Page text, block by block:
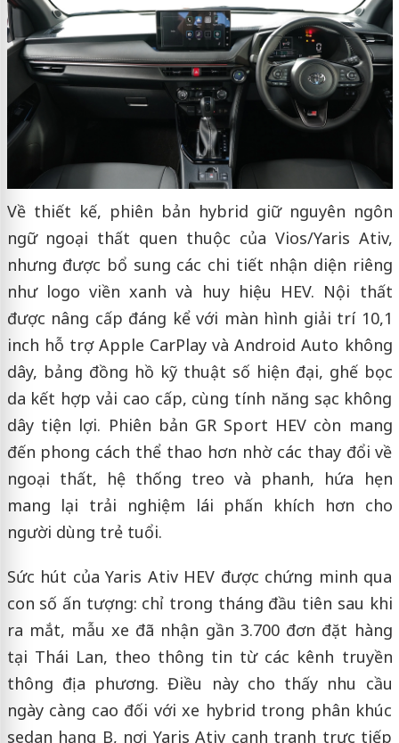
Về thiết kế, phiên bản hybrid giữ nguyên ngôn
ngữ ngoại thất quen thuộc của Vios/Yaris Ativ,
nhưng được bổ sung các chi tiết nhận diện riêng
như logo viền xanh và huy hiệu HEV. Nội thất
được nâng cấp đáng kể với màn hình giải trí 10,1
inch hỗ trợ Apple CarPlay và Android Auto không
dây, bảng đồng hồ kỹ thuật số hiện đại, ghế bọc
da kết hợp vải cao cấp, cùng tính năng sạc không
dây tiện lợi. Phiên bản GR Sport HEV còn mang
đến phong cách thể thao hơn nhờ các thay đổi về
ngoại thất, hệ thống treo và phanh, hứa hẹn
mang lại trải nghiệm lái phấn khích hơn cho
người dùng trẻ tuổi.
Sức hút của Yaris Ativ HEV được chứng minh qua
con số ấn tượng: chỉ trong tháng đầu tiên sau khi
ra mắt, mẫu xe đã nhận gần 3.700 đơn đặt hàng
tại Thái Lan, theo thông tin từ các kênh truyền
thông địa phương. Điều này cho thấy nhu cầu
ngày càng cao đối với xe hybrid trong phân khúc
sedan hạng B, nơi Yaris Ativ cạnh tranh trực tiếp